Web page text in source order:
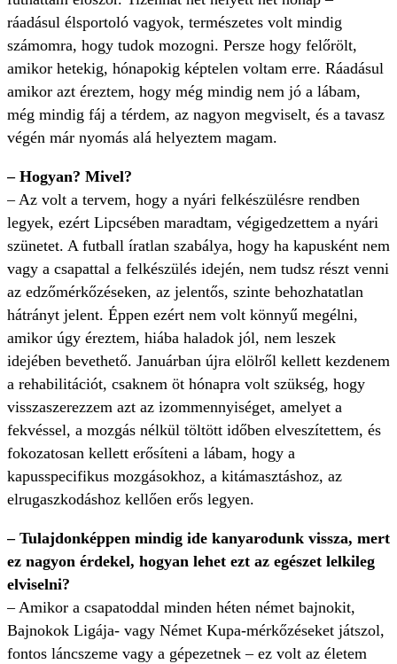
ráadásul élsportoló vagyok, természetes volt mindig
számomra, hogy tudok mozogni. Persze hogy felőrölt,
amikor hetekig, hónapokig képtelen voltam erre. Ráadásul
amikor azt éreztem, hogy még mindig nem jó a lábam,
még mindig fáj a térdem, az nagyon megviselt, és a tavasz
végén már nyomás alá helyeztem magam.
– Hogyan? Mivel?
– Az volt a tervem, hogy a nyári felkészülésre rendben
legyek, ezért Lipcsében maradtam, végigedzettem a nyári
szünetet. A futball íratlan szabálya, hogy ha kapusként nem
vagy a csapattal a felkészülés idején, nem tudsz részt venni
az edzőmérkőzéseken, az jelentős, szinte behozhatatlan
hátrányt jelent. Éppen ezért nem volt könnyű megélni,
amikor úgy éreztem, hiába haladok jól, nem leszek
idejében bevethető. Januárban újra elölről kellett kezdenem
a rehabilitációt, csaknem öt hónapra volt szükség, hogy
visszaszerezzem azt az izommennyiséget, amelyet a
fekvéssel, a mozgás nélkül töltött időben elveszítettem, és
fokozatosan kellett erősíteni a lábam, hogy a
kapusspecifikus mozgásokhoz, a kitámasztáshoz, az
elrugaszkodáshoz kellően erős legyen.
– Tulajdonképpen mindig ide kanyarodunk vissza, mert
ez nagyon érdekel, hogyan lehet ezt az egészet lelkileg
elviselni?
– Amikor a csapatoddal minden héten német bajnokit,
Bajnokok Ligája- vagy Német Kupa-mérkőzéseket játszol,
fontos láncszeme vagy a gépezetnek – ez volt az életem